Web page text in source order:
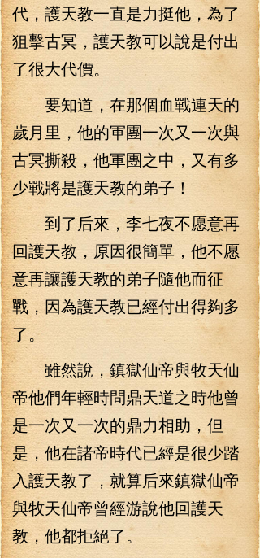
代，護天教一直是力挺他，為了
狙擊古冥，護天教可以說是付出
了很大代價。
要知道，在那個血戰連天的
歲月里，他的軍團一次又一次與
古冥撕殺，他軍團之中，又有多
少戰將是護天教的弟子！
到了后來，李七夜不愿意再
回護天教，原因很簡單，他不愿
意再讓護天教的弟子隨他而征
戰，因為護天教已經付出得夠多
了。
雖然說，鎮獄仙帝與牧天仙
帝他們年輕時問鼎天道之時他曾
是一次又一次的鼎力相助，但
是，他在諸帝時代已經是很少踏
入護天教了，就算后來鎮獄仙帝
與牧天仙帝曾經游說他回護天
教，他都拒絕了。